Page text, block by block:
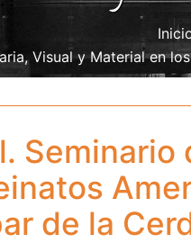
Visual y Material en
de la